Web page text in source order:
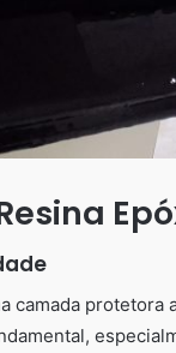
camada